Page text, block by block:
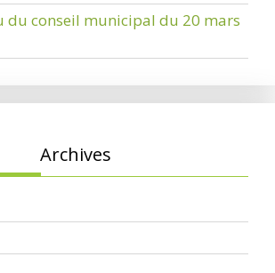
du conseil municipal du 20 mars
Archives